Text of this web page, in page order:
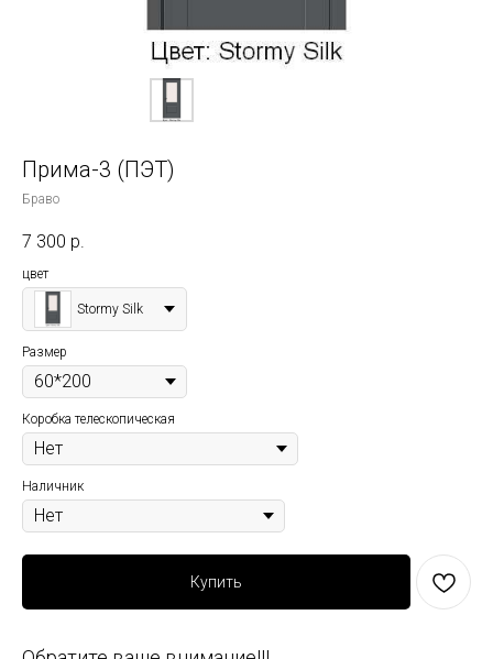
Прима-3 (ПЭТ)
Браво
7 300 р.
цвет
Stormy Silk
Размер
Коробка телескопическая
Наличник
Купить